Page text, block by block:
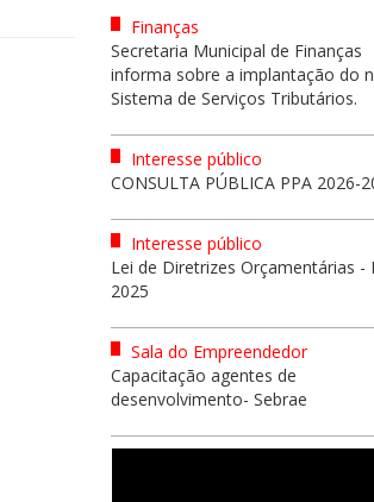
Finanças
Secretaria Municipal de Finanças
informa sobre a implantação do
Sistema de Serviços Tributários.
Interesse público
CONSULTA PÚBLICA PPA 2026-
Interesse público
Lei de Diretrizes Orçamentárias -
2025
Sala do Empreendedor
Capacitação agentes de
desenvolvimento- Sebrae